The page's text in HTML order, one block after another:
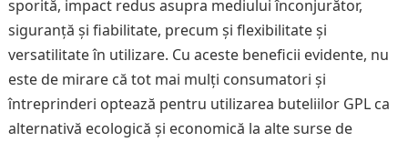
sporită, impact redus asupra mediului înconjurător,
siguranță și fiabilitate, precum și flexibilitate și
versatilitate în utilizare. Cu aceste beneficii evidente, nu
este de mirare că tot mai mulți consumatori și
întreprinderi optează pentru utilizarea buteliilor GPL ca
alternativă ecologică și economică la alte surse de